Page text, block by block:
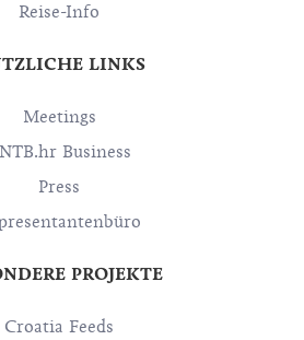
Reise-Info
LINKS
Meetings
Business
Press
PROJEKTE
Croatia Feeds